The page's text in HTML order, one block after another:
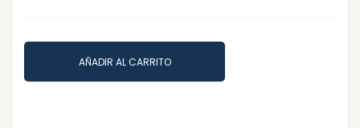
AÑADIR AL CARRITO